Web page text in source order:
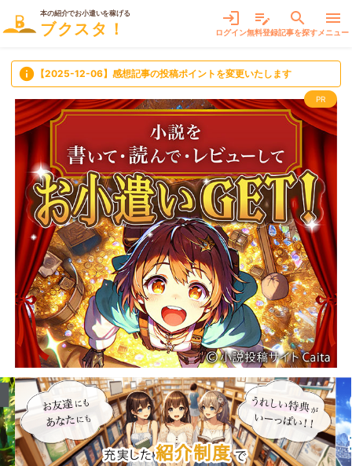
本の紹介でお小遣いを稼げる
ブクスタ！
login
ログイン
edit_note
無料登録
search
記事を探す
menu
メニュー
info 【2025-12-06】感想記事の投稿ポイントを変更いたします
PR